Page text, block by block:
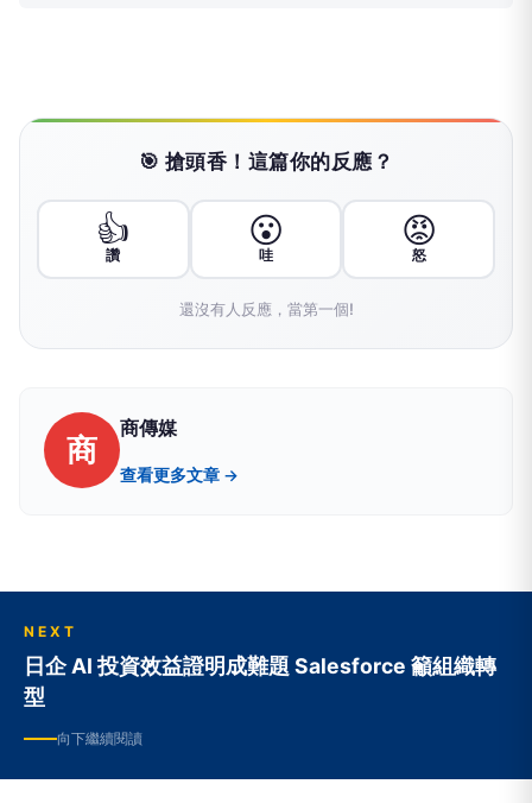
🎯 搶頭香！這篇你的反應？
👍
讚
😮
哇
😡
怒
還沒有人反應，當第一個!
商
商傳媒
查看更多文章 →
NEXT
日企 AI 投資效益證明成難題 Salesforce 籲組織轉
型
向下繼續閱讀